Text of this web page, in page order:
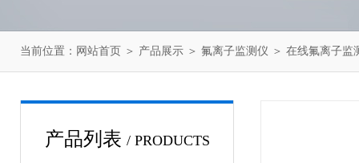
当前位置： 网站首页 ＞ 产品展示 ＞ 氟离子监测仪 ＞ 在线氟离子监
产品列表 / PRODUCTS